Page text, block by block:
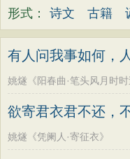
哲理
泰山
老师
母亲
山水
左传
论衡
孟郊
皎然
屈原
王勃
姚合
卢纶
高适
方干
郑燮
张说
五代
宋代
形式： 诗文 古籍
有人问我事如何，
姚燧《阳春曲·笔头风月时时
欲寄君衣君不还，
姚燧《凭阑人·寄征衣》